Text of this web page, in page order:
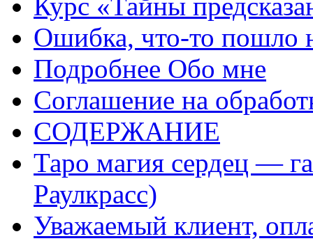
Ошибка, что-то пошло
Подробнее Обо мне
Соглашение на
СОДЕРЖАНИЕ
Таро магия сердец —
Раулкрасс)
Уважаемый клиент,